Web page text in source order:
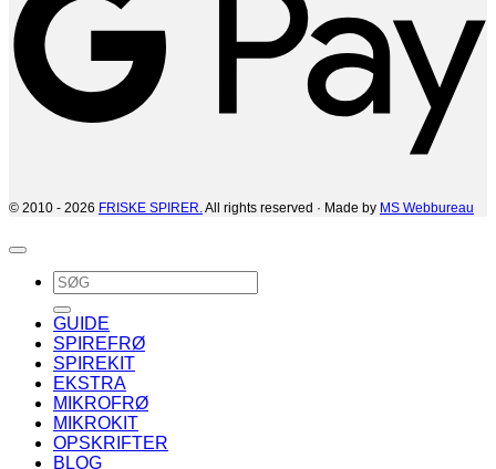
© 2010 - 2026 FRISKE SPIRER.All rights reserved · Made by MS Webbureau
Søg
efter:
GUIDE
SPIREFRØ
SPIREKIT
EKSTRA
MIKROFRØ
MIKROKIT
OPSKRIFTER
BLOG